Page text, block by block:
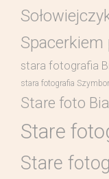
Spacerkiem
stara fotografia
stara fotografia
Stare foto
Stare
Stare